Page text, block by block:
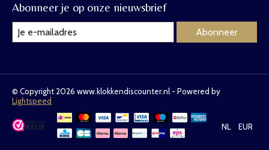
Abonneer je op onze nieuwsbrief
Abonneer
© Copyright 2026 www.klokkendiscounter.nl - Powered by
Lightspeed
NL EUR